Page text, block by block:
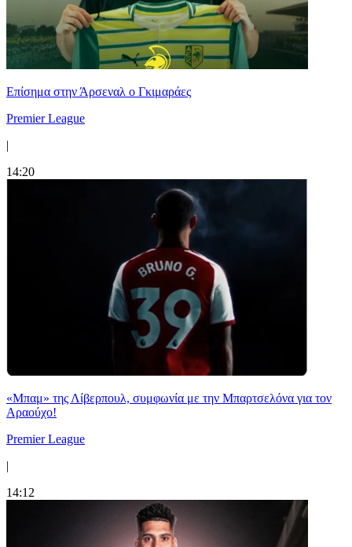
Επίσημα στην Άρσεναλ ο Γκιμαράες
Premier League
|
14:20
«Μπαμ» της Λίβερπουλ, συμφωνία με την Μπαρτσελόνα για τον
Αραούχο!
Premier League
|
14:12